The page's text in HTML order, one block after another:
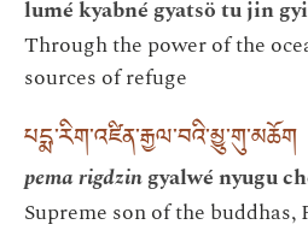
lumé kyabné gyatsö tu jin gyi
Through the power of the
sources of refuge
pema rigdzingyalwé nyugu
Supreme son of the buddhas,